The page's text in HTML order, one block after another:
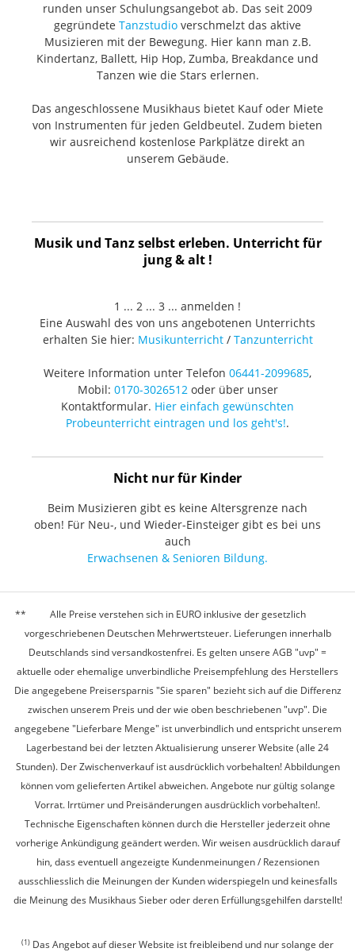
runden unser Schulungsangebot ab. Das seit 2009
gegründete Tanzstudio verschmelzt das aktive
Musizieren mit der Bewegung. Hier kann man z.B.
Kindertanz, Ballett, Hip Hop, Zumba, Breakdance und
Tanzen wie die Stars erlernen.
Das angeschlossene Musikhaus bietet Kauf oder Miete
von Instrumenten für jeden Geldbeutel. Zudem bieten
wir ausreichend kostenlose Parkplätze direkt an
unserem Gebäude.
Musik und Tanz selbst erleben. Unterricht für
jung & alt !
1 ... 2 ... 3 ... anmelden !
Eine Auswahl des von uns angebotenen Unterrichts
erhalten Sie hier: Musikunterricht/ Tanzunterricht
Weitere Information unter Telefon 06441-2099685,
Mobil: 0170-3026512oder über unser
Kontaktformular. Hier einfach gewünschten
Probeunterricht eintragen und los geht's!.
Nicht nur für Kinder
Beim Musizieren gibt es keine Altersgrenze nach
oben! Für Neu-, und Wieder-Einsteiger gibt es bei uns
auch
Erwachsenen & Senioren Bildung.
Alle Preise verstehen sich in EURO inklusive der gesetzlich
vorgeschriebenen Deutschen Mehrwertsteuer. Lieferungen innerhalb
Deutschlands sind versandkostenfrei. Es gelten unsere AGB "uvp" =
aktuelle oder ehemalige unverbindliche Preisempfehlung des Herstellers
Die angegebene Preisersparnis "Sie sparen" bezieht sich auf die Differenz
zwischen unserem Preis und der wie oben beschriebenen "uvp". Die
angegebene "Lieferbare Menge" ist unverbindlich und entspricht unserem
Lagerbestand bei der letzten Aktualisierung unserer Website (alle 24
Stunden). Der Zwischenverkauf ist ausdrücklich vorbehalten! Abbildungen
können vom gelieferten Artikel abweichen. Angebote nur gültig solange
Vorrat. Irrtümer und Preisänderungen ausdrücklich vorbehalten!.
Technische Eigenschaften können durch die Hersteller jederzeit ohne
vorherige Ankündigung geändert werden. Wir weisen ausdrücklich darauf
hin, dass eventuell angezeigte Kundenmeinungen / Rezensionen
ausschliesslich die Meinungen der Kunden widerspiegeln und keinesfalls
die Meinung des Musikhaus Sieber oder deren Erfüllungsgehilfen darstellt!
(1) Das Angebot auf dieser Website ist freibleibend und nur solange der